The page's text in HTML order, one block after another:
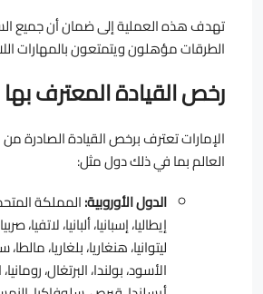
تهدف هذه العملية إلى ضمان أن جميع
الطرقات مؤهلون ويتمتعون بالمهارات
رخص القيادة المعترف بها
الإمارات تعترف برخص القيادة الصادرة
العالم بما في ذلك دول مثل:
الدول الأوروبية:المملكة
إيطاليا، إسبانيا، ألبانيا، لاتفيا،
ليتوانيا، هنغاريا، بلغاريا،
الأسود، بولندا، البرتغال،